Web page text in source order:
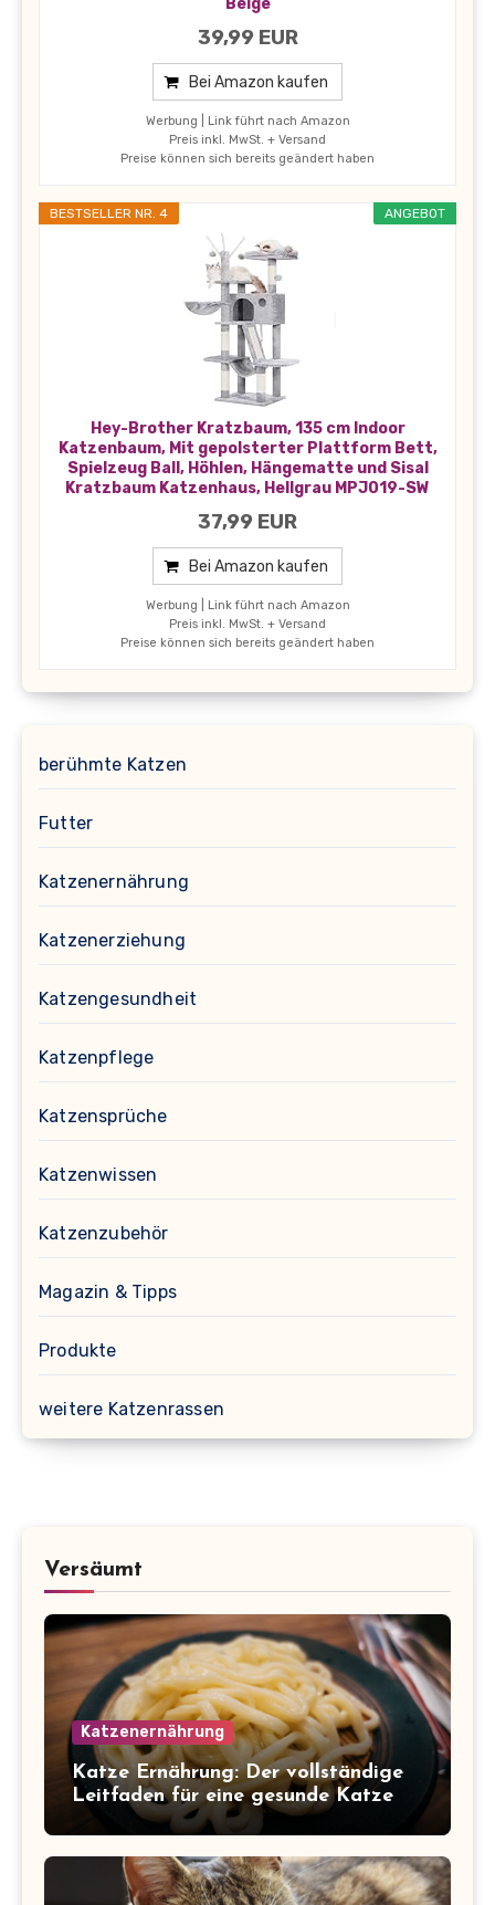
Beige
39,99 EUR
Bei Amazon kaufen
Werbung | Link führt nach Amazon
Preis inkl. MwSt. + Versand
Preise können sich bereits geändert haben
ANGEBOT
BESTSELLER NR. 4
Hey-Brother Kratzbaum, 135 cm Indoor
Katzenbaum, Mit gepolsterter Plattform Bett,
Spielzeug Ball, Höhlen, Hängematte und Sisal
Kratzbaum Katzenhaus, Hellgrau MPJ019-SW
37,99 EUR
Bei Amazon kaufen
Werbung | Link führt nach Amazon
Preis inkl. MwSt. + Versand
Preise können sich bereits geändert haben
berühmte Katzen
Futter
Katzenernährung
Katzenerziehung
Katzengesundheit
Katzenpflege
Katzensprüche
Katzenwissen
Katzenzubehör
Magazin & Tipps
Produkte
weitere Katzenrassen
Versäumt
Katzenernährung
Katze Ernährung: Der vollständige
Leitfaden für eine gesunde Katze